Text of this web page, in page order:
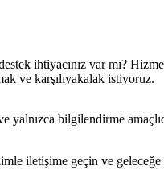
ihtiyacınız var mı?
ve karşılıyakalak istiyoruz.
yalnızca bilgilendirme
iletişime geçin ve geleceğe